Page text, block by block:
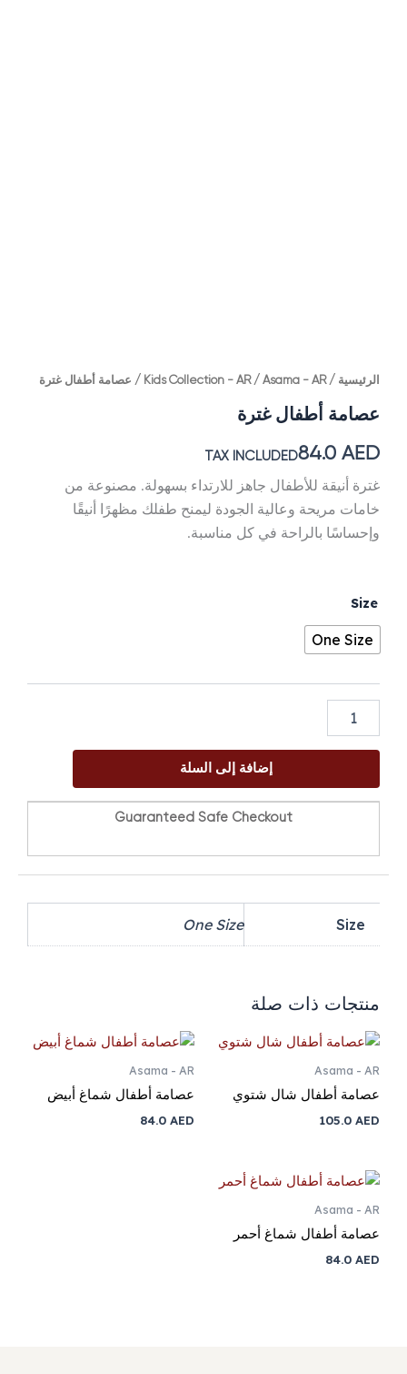
الرئيسية /
Kids Collection - AR/ Asama - AR / عصامة أطفال غترة
عصامة أطفال غترة
84.0 AED
TAX INCLUDED
غترة أنيقة للأطفال جاهز للارتداء بسهولة. مصنوعة من
خامات مريحة وعالية الجودة ليمنح طفلك مظهرًا أنيقًا
وإحساسًا بالراحة في كل مناسبة.
Size
One Size
كمية
أطفال
غترة
إضافة إلى السلة
Guaranteed Safe Checkout
Size
One Size
منتجات ذات صلة
Asama - AR
عصامة أطفال شال شتوي
105.0 AED
Asama - AR
عصامة أطفال شماغ أبيض
84.0 AED
Asama - AR
عصامة أطفال شماغ أحمر
84.0 AED